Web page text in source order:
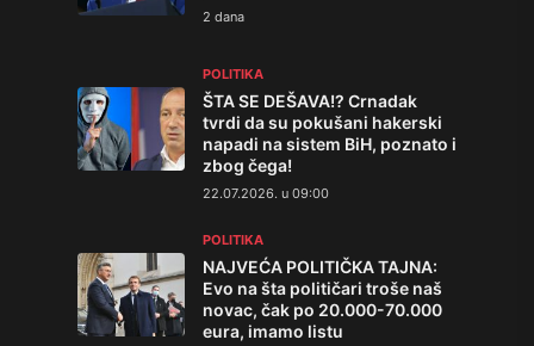
2 dana
POLITIKA
ŠTA SE DEŠAVA!? Crnadak
tvrdi da su pokušani hakerski
napadi na sistem BiH, poznato i
zbog čega!
22.07.2026. u 09:00
POLITIKA
NAJVEĆA POLITIČKA TAJNA:
Evo na šta političari troše naš
novac, čak po 20.000-70.000
eura, imamo listu